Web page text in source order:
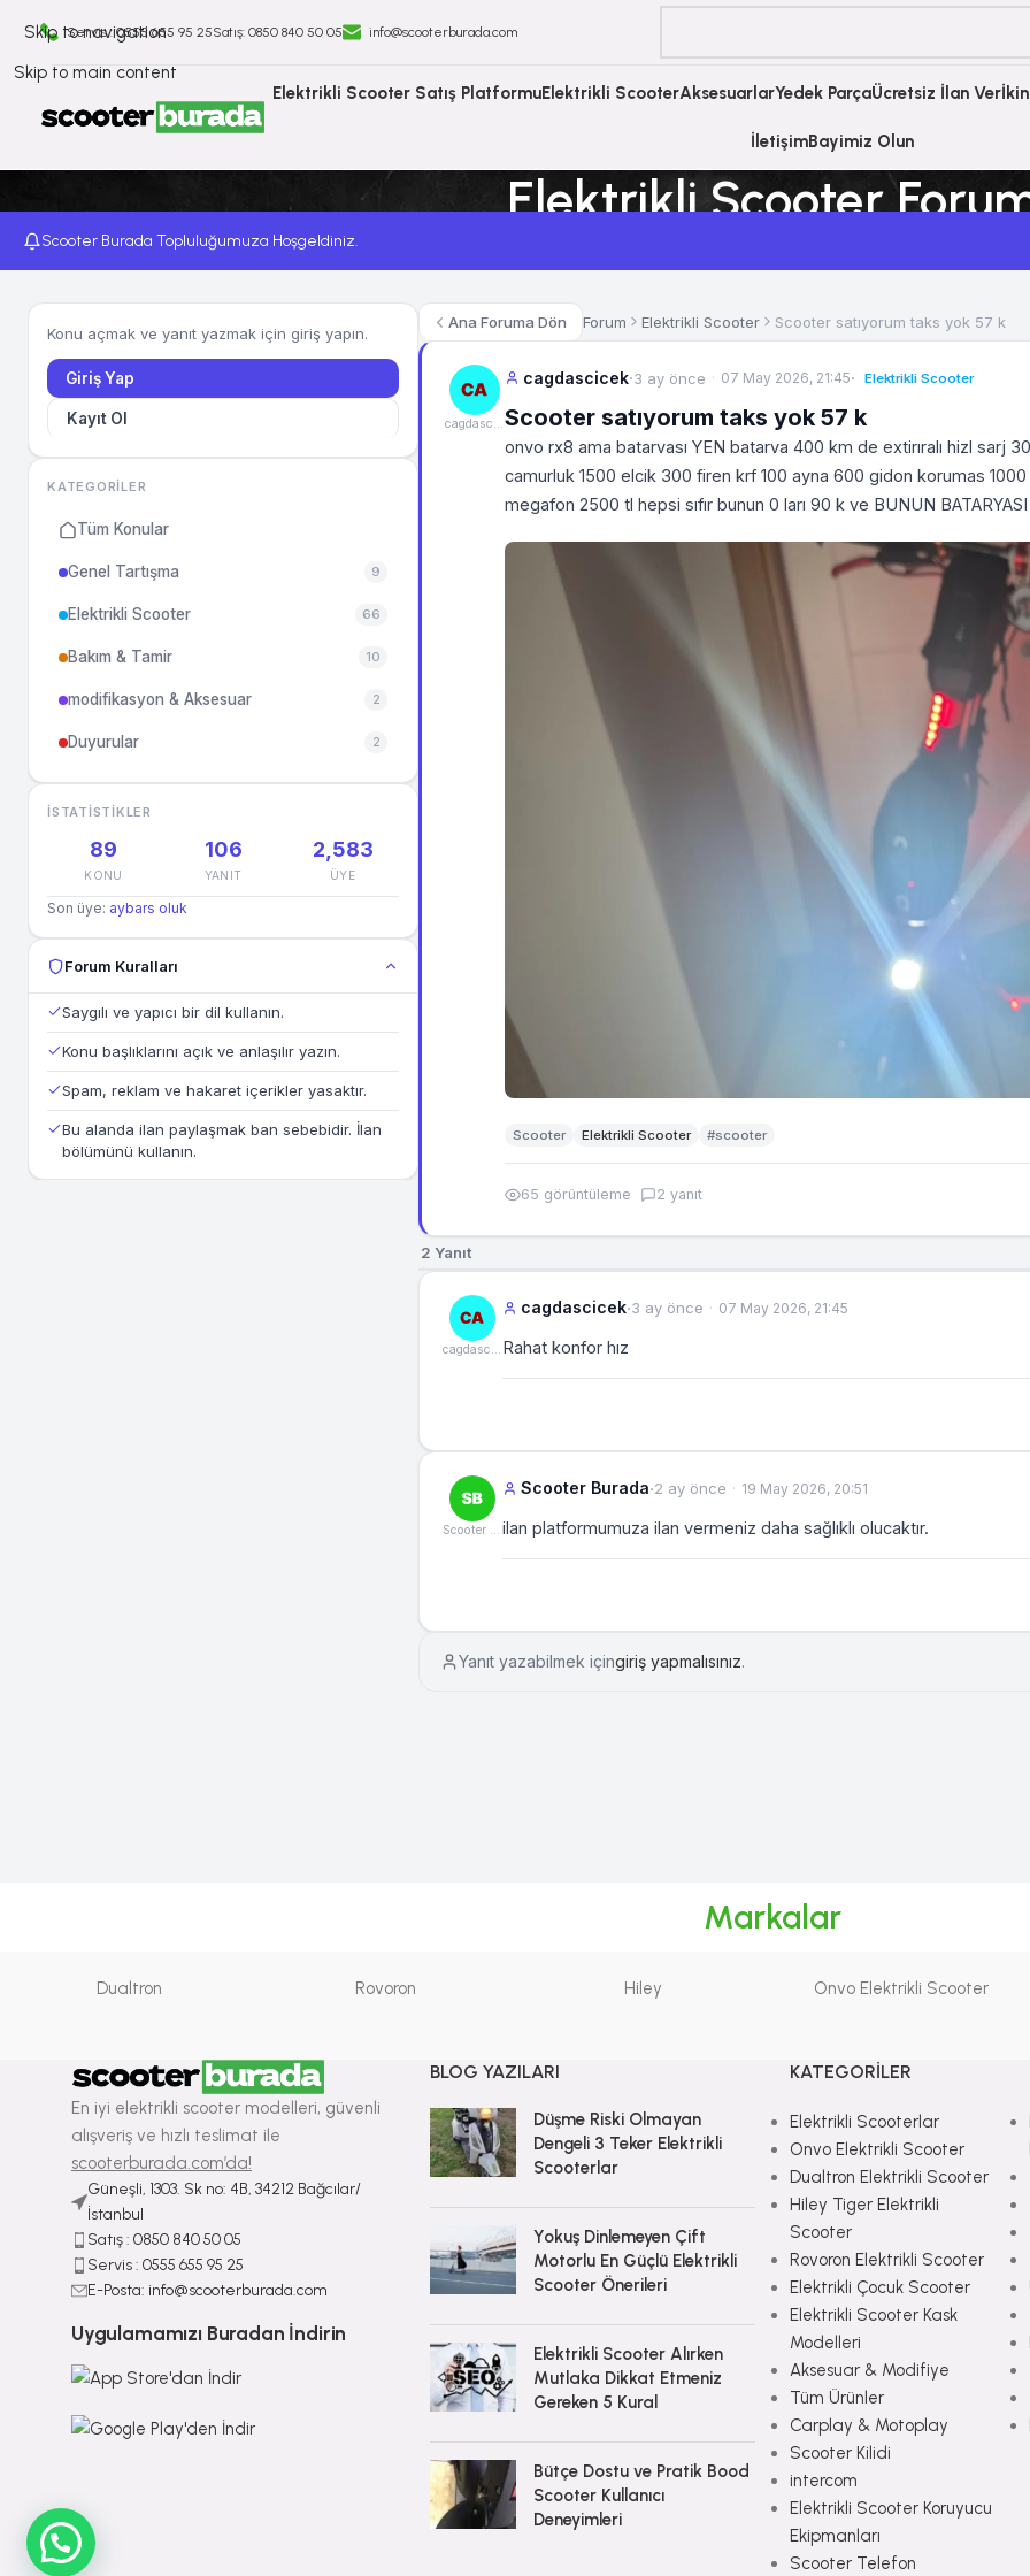
Skip to navigation
Skip to main content
Servis : 0555 655 95 25Satış: ⁠0850 840 50 05 info@scooterburada.com
Elektrikli Scooter Satış PlatformuElektrikli ScooterAksesuarlarYedek ParçaÜcretsiz İlan Ver
İletişimBayimiz Olun
Elektrikli Scooter
Scooter Burada Topluluğumuza Hoşgeldiniz.
Konu açmak ve yanıt yazmak için giriş yapın.
Giriş Yap
Kayıt Ol
KATEGORILER
Tüm Konular
Genel Tartışma 9
Elektrikli Scooter 66
Bakım & Tamir 10
modifikasyon & Aksesuar 2
Duyurular 2
İSTATISTIKLER
89
KONU
106
YANIT
2,583
ÜYE
Son üye: aybars oluk
Forum Kuralları
Saygılı ve yapıcı bir dil kullanın.
Konu başlıklarını açık ve anlaşılır yazın.
Spam, reklam ve hakaret içerikler yasaktır.
Bu alanda ilan paylaşmak ban sebebidir. İlan
bölümünü kullanın.
Ana Foruma Dön Forum Elektrikli Scooter Scooter satıyorum taks yok 57 k
cagdascicek
cagdascicek·3 ay önce 07 May 2026, 21:45· Elektrikli Scooter
Scooter satıyorum taks yok 57 k
onvo rx8 ama batarvası YEN batarva 400 km de extirıralı hizl sarj
camurluk 1500 elcik 300 firen krf 100 ayna 600 gidon korumas
megafon 2500 tl hepsi sıfır bunun 0 ları 90 k ve BUNUN
Scooter Elektrikli Scooter #scooter
65 görüntüleme 2 yanıt
2 Yanıt
cagdascicek
cagdascicek·3 ay önce 07 May 2026, 21:45
Rahat konfor hız
Scooter Burada
Scooter Burada·2 ay önce 19 May 2026, 20:51
ilan platformumuza ilan vermeniz daha sağlıklı olucaktır.
Yanıt yazabilmek içingiriş yapmalısınız.
Markalar
Dualtron Rovoron Hiley Onvo Elektrikli Scooter
En iyi elektrikli scooter modelleri, güvenli
alışveriş ve hızlı teslimat ile
scooterburada.com’da!
Güneşli, 1303. Sk no: 4B, 34212 Bağcılar/
İstanbul
Satış : ⁠0850 840 50 05
Servis : 0555 655 95 25
E-Posta: info@scooterburada.com
Uygulamamızı Buradan İndirin
BLOG YAZILARI
Düşme Riski Olmayan
Dengeli 3 Teker Elektrikli
Scooterlar
Yokuş Dinlemeyen Çift
Motorlu En Güçlü Elektrikli
Scooter Önerileri
Elektrikli Scooter Alırken
Mutlaka Dikkat Etmeniz
Gereken 5 Kural
Bütçe Dostu ve Pratik Bood
Scooter Kullanıcı
Deneyimleri
KATEGORILER
Elektrikli Scooterlar
Onvo Elektrikli Scooter
Dualtron Elektrikli Scooter
Hiley Tiger Elektrikli
Scooter
Rovoron Elektrikli Scooter
Elektrikli Çocuk Scooter
Elektrikli Scooter Kask
Modelleri
Aksesuar & Modifiye
Tüm Ürünler
Carplay & Motoplay
Scooter Kilidi
intercom
Elektrikli Scooter Koruyucu
Ekipmanları
Scooter Telefon